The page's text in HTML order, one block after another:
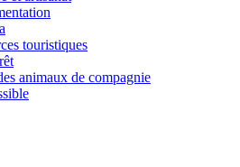
touristiques
animaux de compagnie